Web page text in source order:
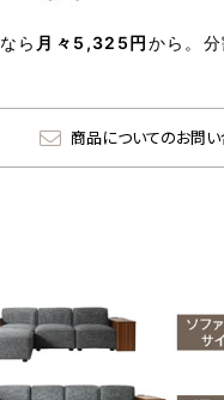
なら 月々5,325円から。
商品についてのお問